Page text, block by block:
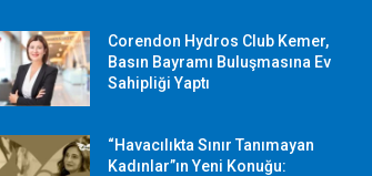
Corendon Hydros Club Kemer,
Basın Bayramı Buluşmasına Ev
Sahipliği Yaptı
“Havacılıkta Sınır Tanımayan
Kadınlar”ın Yeni Konuğu: